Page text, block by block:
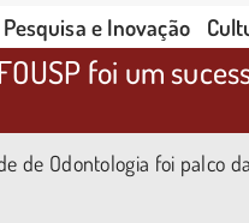
Pesquisa e Inovação
foi um
de Odontologia foi palco